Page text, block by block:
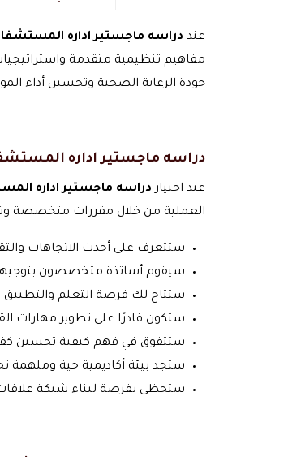
عند دراسه ماجستير اداره
مفاهيم تنظيمية متقدمة
جودة الرعاية الصحية وتحسين أداء
دراسه ماجستير اداره
عند اختيار دراسه ماجستير اداره
العملية من خلال مقررات متخصصة
ستتعرف على أحدث الاتجاهات
سيقوم أساتذة متخصصون
ستتاح لك فرصة التعلم والتطبيق
ستكون قادرًا على تطوير مهارات
ستتفوق في فهم كيفية تحسين
ستجد بيئة أكاديمية حية وملهمة
ستحظى بفرصة لبناء شبكة علاقات